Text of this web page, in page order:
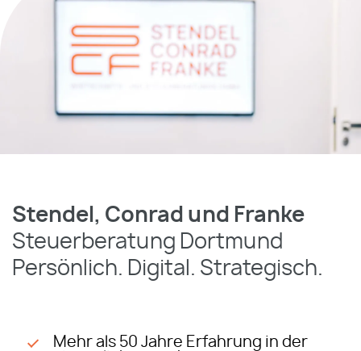
Stendel, Conrad und Franke
Steuerberatung Dortmund
Persönlich. Digital. Strategisch.
Mehr als 50 Jahre Erfahrung in der